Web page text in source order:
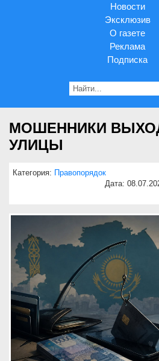
Новости
Эксклюзив
О газете
Реклама
Подписка
МОШЕННИКИ
УЛИЦЫ
Категория: Правопорядок
Дата: